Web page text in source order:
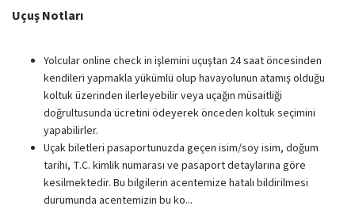
Uçuş Notları
Yolcular online check in işlemini uçuştan 24 saat öncesinden
kendileri yapmakla yükümlü olup havayolunun atamış olduğu
koltuk üzerinden ilerleyebilir veya uçağın müsaitliği
doğrultusunda ücretini ödeyerek önceden koltuk seçimini
yapabilirler.
Uçak biletleri pasaportunuzda geçen isim/soy isim, doğum
tarihi, T.C. kimlik numarası ve pasaport detaylarına göre
kesilmektedir. Bu bilgilerin acentemize hatalı bildirilmesi
durumunda acentemizin bu ko...